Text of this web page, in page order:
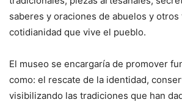
saberes y oraciones de abuelos y
cotidianidad que vive el pueblo.
El museo se encargaría de promover
como: el rescate de la identidad,
visibilizando las tradiciones que han